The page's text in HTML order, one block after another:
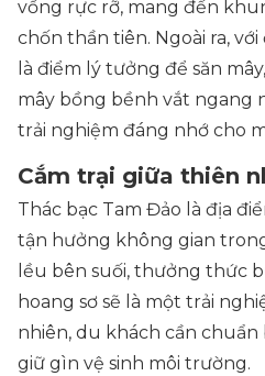
vồng rực rỡ, mang đến
chốn thần tiên. Ngoài ra,
là điểm lý tưởng để săn
mây bồng bềnh vắt ngang
trải nghiệm đáng nhớ cho
Cắm trại giữa thiên
Thác bạc Tam Đảo là địa
tận hưởng không gian
lều bên suối, thưởng thức
hoang sơ sẽ là một trải
nhiên, du khách cần chuẩn
giữ gìn vệ sinh môi trường.